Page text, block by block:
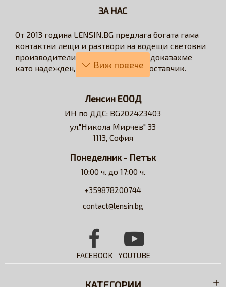
ЗА НАС
От 2013 година LENSIN.BG предлага богата гама
контактни лещи и разтвори на водещи световни
производители. През годините се доказахме
като надежден, бърз и коректен доставчик.
пазаруването в бързо, лесно, удобно и изгодно
решение за всеки потребител на контактни лещи.
Достъпни сме за професионални съвети и
съдействие относно избора на контактни лещи и
Ленсин ЕООД
ИН по ДДС: BG202423403
ул."Никола Мирчев" 33
1113, София
Понеделник - Петък
10:00 ч. до 17:00 ч.
+359878200744
contact@lensin.bg
FACEBOOK YOUTUBE